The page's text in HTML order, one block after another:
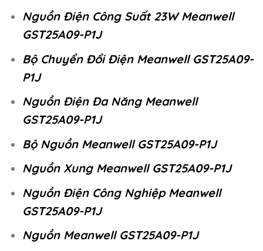
Nguồn Điện Công Suất 23W Meanwell
GST25A09-P1J
Bộ Chuyển Đổi Điện Meanwell GST25A09-
P1J
Nguồn Điện Đa Năng Meanwell
GST25A09-P1J
Bộ Nguồn Meanwell GST25A09-P1J
Nguồn Xung Meanwell GST25A09-P1J
Nguồn Điện Công Nghiệp Meanwell
GST25A09-P1J
Nguồn Meanwell GST25A09-P1J